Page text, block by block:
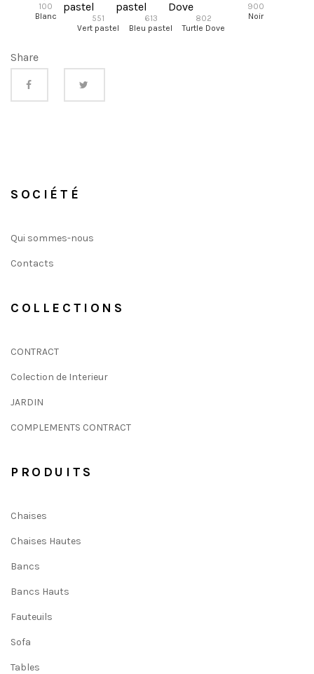
100
Blanc
551
Vert pastel
613
Bleu pastel
802
Turtle Dove
900
Noir
Share
SOCIÉTÉ
Qui sommes-nous
Contacts
COLLECTIONS
CONTRACT
Colection de Interieur
JARDIN
COMPLEMENTS CONTRACT
PRODUITS
Chaises
Chaises Hautes
Bancs
Bancs Hauts
Fauteuils
Sofa
Tables